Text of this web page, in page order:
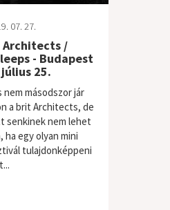
07. 27.
Architects /
- Budapest
25.
nem másodszor jár
a brit Architects, de
senkinek nem lehet
ha egy olyan mini
tulajdonképpeni